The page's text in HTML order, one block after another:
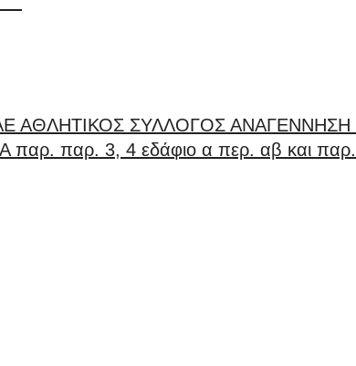
ΑΘΛΗΤΙΚΟΣ ΣΥΛΛΟΓΟΣ ΑΝΑΓΕΝΝΗΣΗ
παρ. παρ. 3, 4 εδάφιο α περ. αβ και